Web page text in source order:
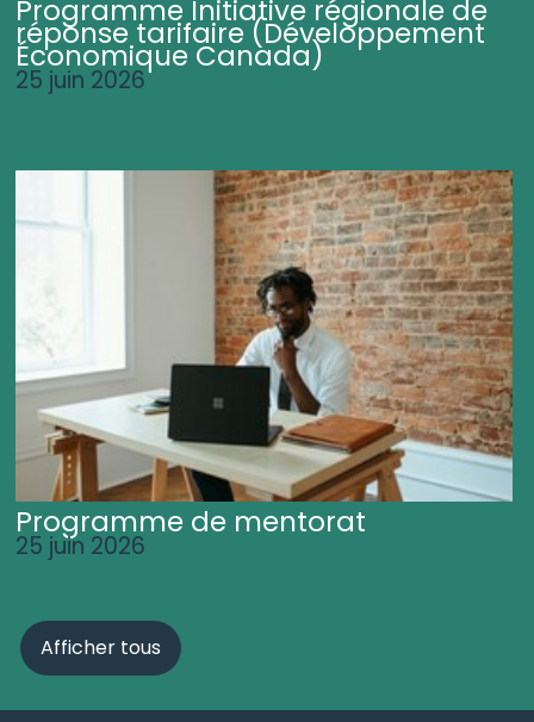
Programme Initiative régionale de
réponse tarifaire (Développement
Économique Canada)
25 juin 2026
Programme de mentorat
25 juin 2026
Afficher tous